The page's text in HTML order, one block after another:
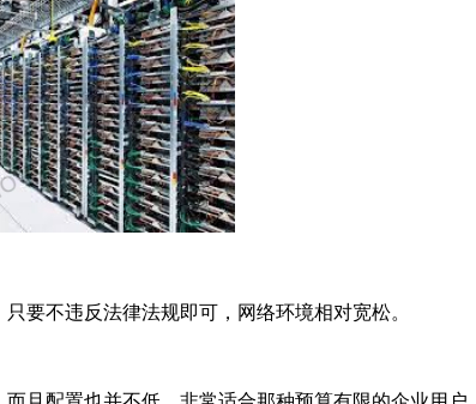
要不违反法律法规即可，网络环境相对宽松。